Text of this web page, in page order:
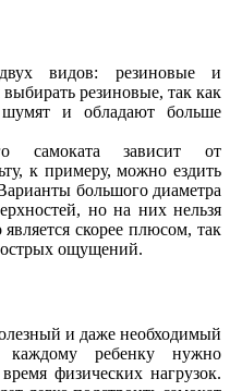
видов: резиновые и
резиновые, так как
и обладают больше
самоката зависит от
к примеру, можно ездить
большого диаметра
но на них нельзя
скорее плюсом, так
острых ощущений.
и даже необходимый
ребенку нужно
физических нагрузок.